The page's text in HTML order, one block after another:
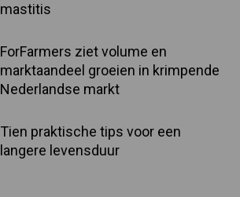
mastitis
ForFarmers ziet volume en
marktaandeel groeien in krimpende
Nederlandse markt
Tien praktische tips voor een
langere levensduur